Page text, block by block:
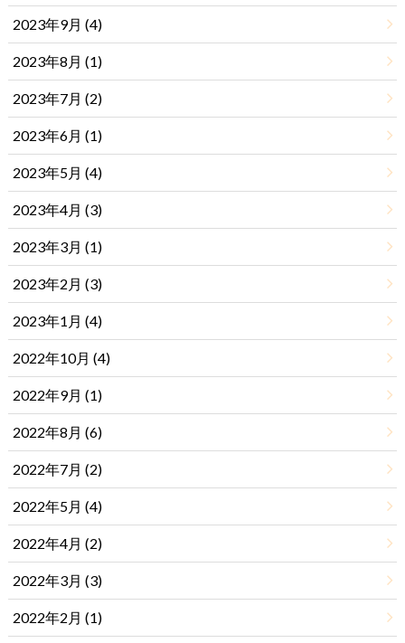
2023年9月 (4)
2023年8月 (1)
2023年7月 (2)
2023年6月 (1)
2023年5月 (4)
2023年4月 (3)
2023年3月 (1)
2023年2月 (3)
2023年1月 (4)
2022年10月 (4)
2022年9月 (1)
2022年8月 (6)
2022年7月 (2)
2022年5月 (4)
2022年4月 (2)
2022年3月 (3)
2022年2月 (1)